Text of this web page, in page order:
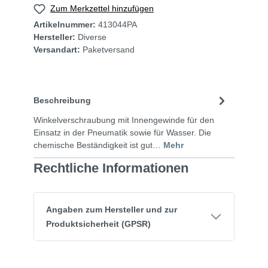
Zum Merkzettel hinzufügen
Artikelnummer: 413044PA
Hersteller: Diverse
Versandart: Paketversand
Beschreibung
Winkelverschraubung mit Innengewinde für den
Einsatz in der Pneumatik sowie für Wasser. Die
chemische Beständigkeit ist gut… Mehr
Rechtliche Informationen
Angaben zum Hersteller und zur
Produktsicherheit (GPSR)